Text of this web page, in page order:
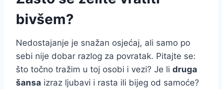
bivšem?
Nedostajanje je snažan osjećaj, ali samo po
sebi nije dobar razlog za povratak. Pitajte se:
što točno tražim u toj osobi i vezi? Je li druga
šansa izraz ljubavi i rasta ili bijeg od samoće?